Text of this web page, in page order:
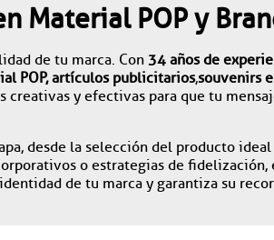
Material POP y
de tu marca. Con 34 años de
POP, artículos publicitarios,souvenirs
creativas y efectivas para que tu
desde la selección del producto
o estrategias de
de tu marca y garantiza su